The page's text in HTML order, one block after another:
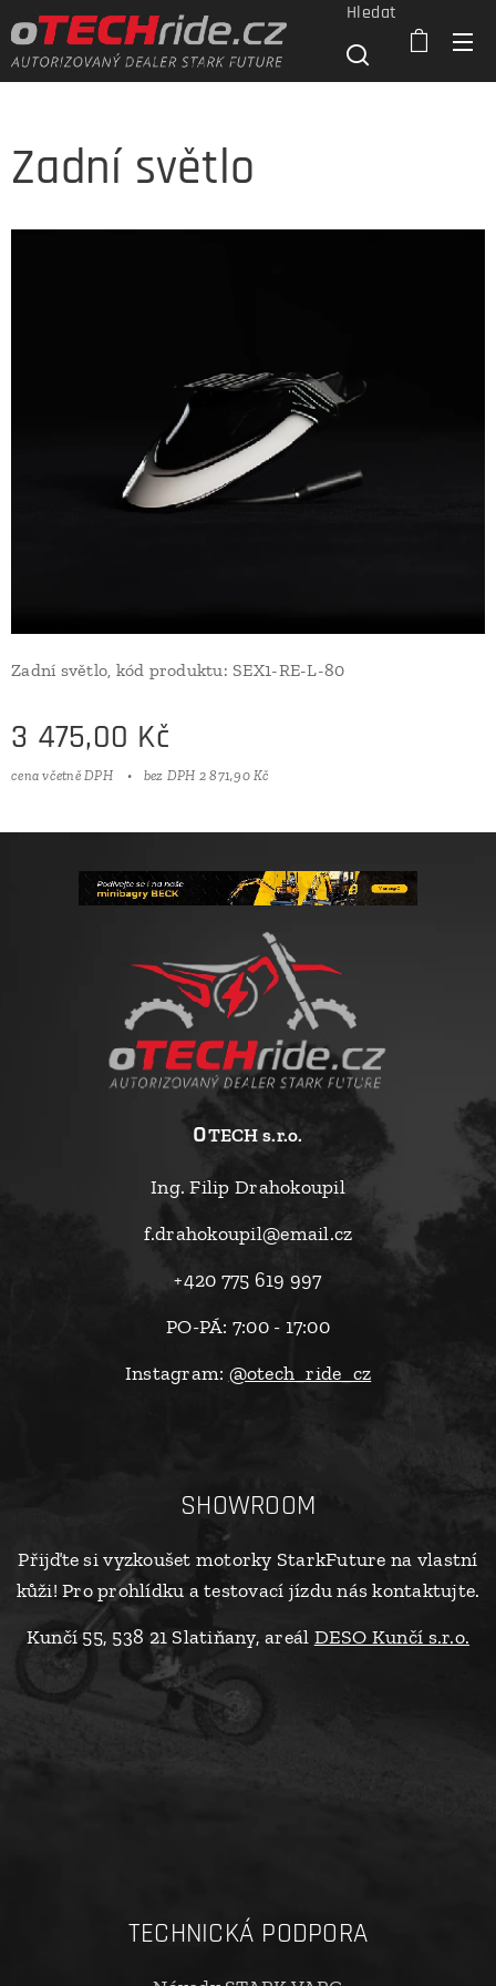
Hledat
Zadní světlo
Zadní světlo, kód produktu: SEX1-RE-L-80
3 475,00 Kč
cena včetně DPH bez DPH 2 871,90 Kč
oTECH s.r.o.
Ing. Filip Drahokoupil
f.drahokoupil@email.cz
+420 775 619 997
PO-PÁ: 7:00 - 17:00
Instagram: @otech_ride_cz
SHOWROOM
Přijďte si vyzkoušet motorky StarkFuture na vlastní
kůži! Pro prohlídku a testovací jízdu nás kontaktujte.
Kunčí 55, 538 21 Slatiňany, areál DESO Kunčí s.r.o.
TECHNICKÁ PODPORA